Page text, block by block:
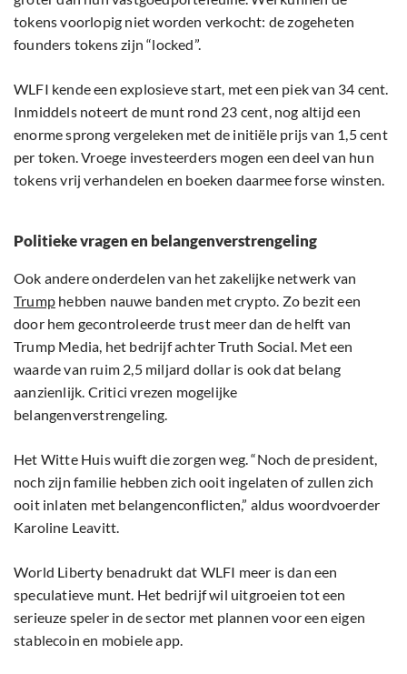
tokens voorlopig niet worden verkocht: de zogeheten
founders tokens zijn “locked”.
WLFI kende een explosieve start, met een piek van 34 cent.
Inmiddels noteert de munt rond 23 cent, nog altijd een
enorme sprong vergeleken met de initiële prijs van 1,5 cent
per token. Vroege investeerders mogen een deel van hun
tokens vrij verhandelen en boeken daarmee forse winsten.
Politieke vragen en belangenverstrengeling
Ook andere onderdelen van het zakelijke netwerk van
Trump hebben nauwe banden met crypto. Zo bezit een
door hem gecontroleerde trust meer dan de helft van
Trump Media, het bedrijf achter Truth Social. Met een
waarde van ruim 2,5 miljard dollar is ook dat belang
aanzienlijk. Critici vrezen mogelijke
belangenverstrengeling.
Het Witte Huis wuift die zorgen weg. “Noch de president,
noch zijn familie hebben zich ooit ingelaten of zullen zich
ooit inlaten met belangenconflicten,” aldus woordvoerder
Karoline Leavitt.
World Liberty benadrukt dat WLFI meer is dan een
speculatieve munt. Het bedrijf wil uitgroeien tot een
serieuze speler in de sector met plannen voor een eigen
stablecoin en mobiele app.